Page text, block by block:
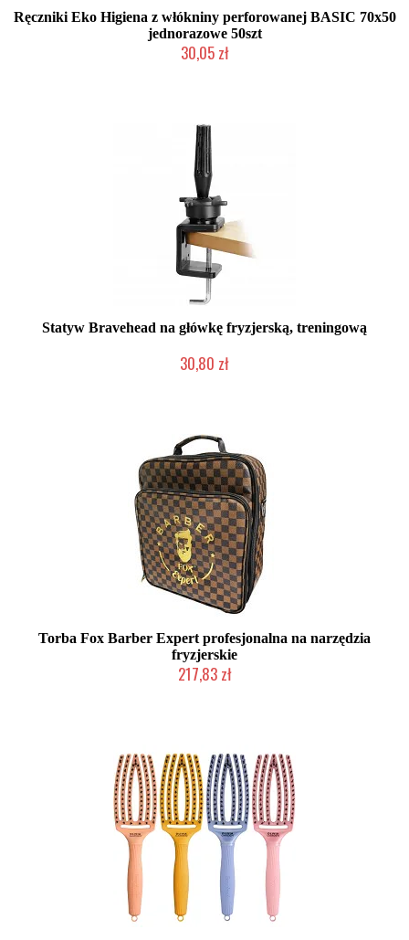
Ręczniki Eko Higiena z włókniny perforowanej BASIC 70x50
jednorazowe 50szt
30,05 zł
Statyw Bravehead na główkę fryzjerską, treningową
30,80 zł
Torba Fox Barber Expert profesjonalna na narzędzia
fryzjerskie
217,83 zł